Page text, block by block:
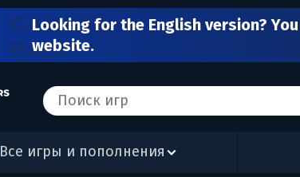
Looking for the English version?
website.
Все игры и пополнения